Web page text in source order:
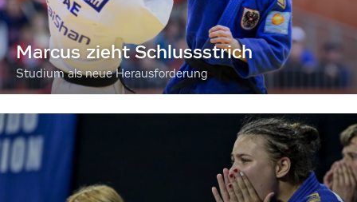
Marcus zieht Schlussstrich
Studium als neue Herausforderung